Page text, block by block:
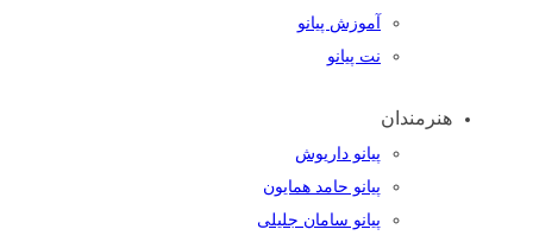
آموزش پیانو
نت پیانو
هنرمندان
پیانو داریوش
پیانو حامد همایون
پیانو سامان جلیلی